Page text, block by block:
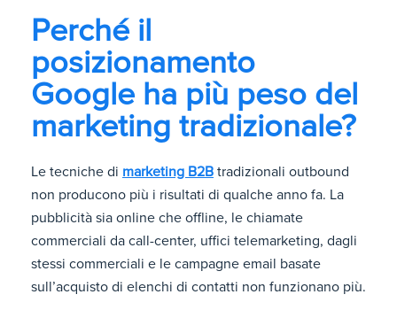
Perché il
posizionamento
Google ha più peso del
marketing tradizionale?
Le tecniche di marketing B2B tradizionali outbound
non producono più i risultati di qualche anno fa. La
pubblicità sia online che offline, le chiamate
commerciali da call-center, uffici telemarketing, dagli
stessi commerciali e le campagne email basate
sull’acquisto di elenchi di contatti non funzionano più.